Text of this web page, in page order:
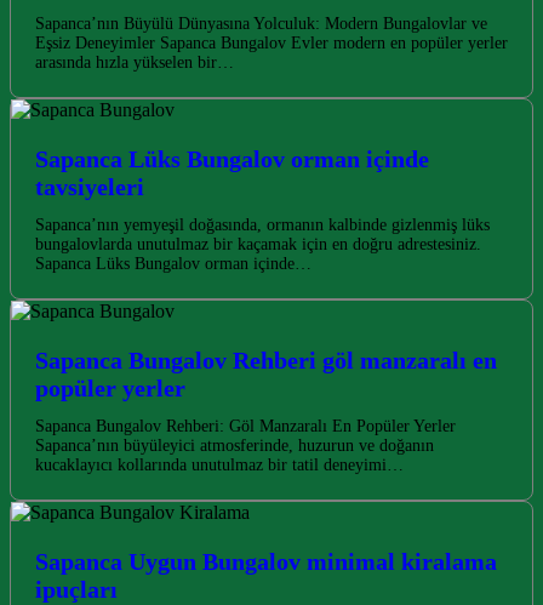
Sapanca’nın Büyülü Dünyasına Yolculuk: Modern Bungalovlar ve
Eşsiz Deneyimler Sapanca Bungalov Evler modern en popüler yerler
arasında hızla yükselen bir…
Sapanca Lüks Bungalov orman içinde
tavsiyeleri
Sapanca’nın yemyeşil doğasında, ormanın kalbinde gizlenmiş lüks
bungalovlarda unutulmaz bir kaçamak için en doğru adrestesiniz.
Sapanca Lüks Bungalov orman içinde…
Sapanca Bungalov Rehberi göl manzaralı en
popüler yerler
Sapanca Bungalov Rehberi: Göl Manzaralı En Popüler Yerler
Sapanca’nın büyüleyici atmosferinde, huzurun ve doğanın
kucaklayıcı kollarında unutulmaz bir tatil deneyimi…
Sapanca Uygun Bungalov minimal kiralama
ipuçları